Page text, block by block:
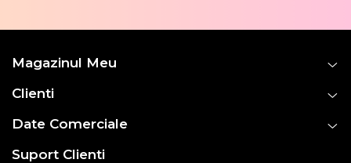
Magazinul Meu
Clienti
Date Comerciale
Suport Clienti